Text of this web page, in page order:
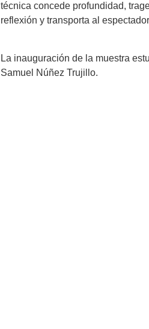
técnica concede profundidad,
reflexión y transporta al
La inauguración de la muestra
Samuel Núñez Trujillo.